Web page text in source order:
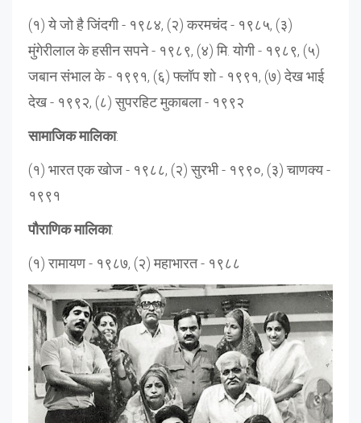
(१) ये जो है जिंदगी - १९८४, (२) करमचंद - १९८५, (३)
मुंगेरीलाल के हसीन सपने - १९८९, (४) मि. योगी - १९८९, (५)
जबान संभाल के - १९९१, (६) फ्लॉप शो - १९९१, (७) देख भाई
देख - १९९२, (८) सुपरहिट मुकाबला - १९९२
सामाजिक मालिका:
(१) भारत एक खोज - १९८८, (२) सुरभी - १९९०, (३) चाणक्य -
१९९१
पौराणिक मालिका:
(१) रामायण - १९८७, (२) महाभारत - १९८८